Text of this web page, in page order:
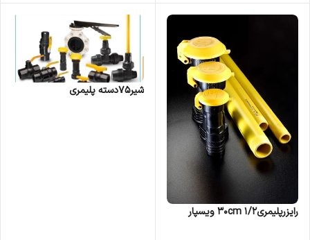
رایزرپلیمری۱/۲ ۳۰cm ویسپار
شیر75دسته پلیمری